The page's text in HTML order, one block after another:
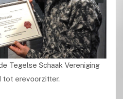
Tegelse Schaak Vereniging
tot erevoorzitter.